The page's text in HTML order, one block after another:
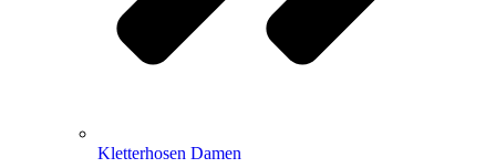
Kletterhosen Damen